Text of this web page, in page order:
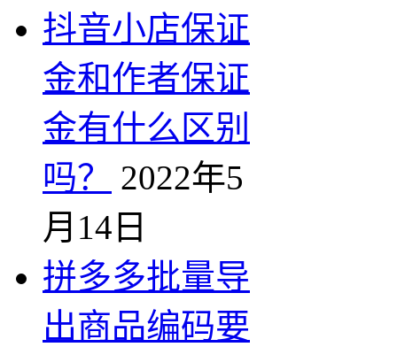
抖音小店保证
金和作者保证
金有什么区别
吗？
2022年5
月14日
拼多多批量导
出商品编码要